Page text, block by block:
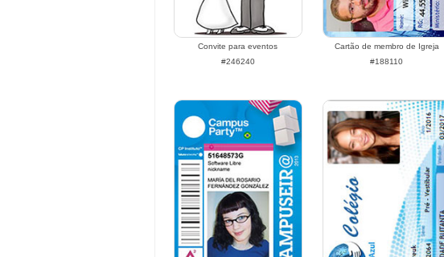
Convite para eventos
#246240
Cartão de membro de Igreja
#188110